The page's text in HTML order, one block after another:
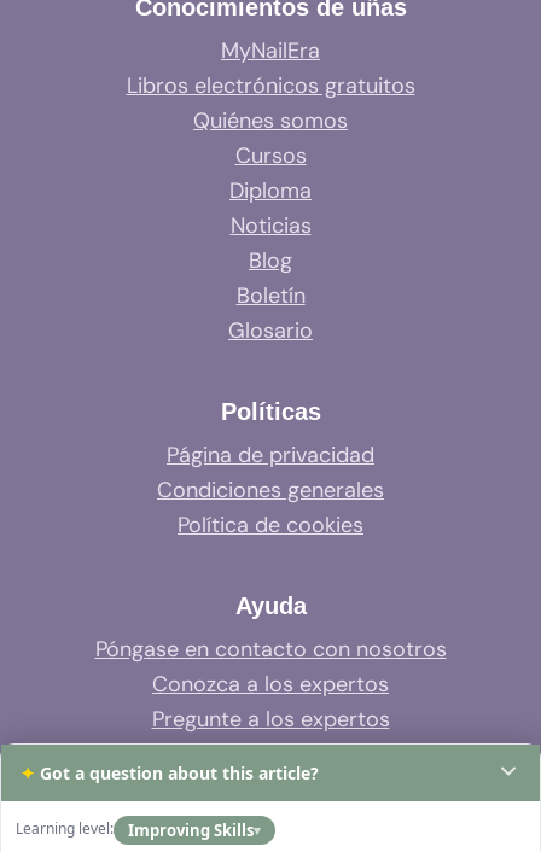
Conocimientos de uñas
MyNailEra
Libros electrónicos gratuitos
Quiénes somos
Cursos
Diploma
Noticias
Blog
Boletín
Glosario
Políticas
Página de privacidad
Condiciones generales
Política de cookies
Ayuda
Póngase en contacto con nosotros
Conozca a los expertos
Pregunte a los expertos
Soporte del sistema
Preguntas frecuentes
✦ Got a question about this article?
Learning level: Improving Skills▾